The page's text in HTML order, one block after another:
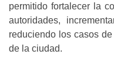
permitido fortalecer la
autoridades,
reduciendo los casos
de la ciudad.